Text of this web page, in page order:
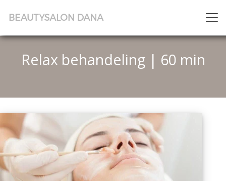
Relax behandeling | 60 min